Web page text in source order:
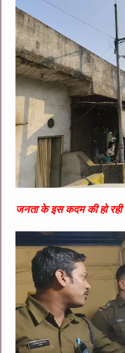
जनता के इस कदम की हो रही